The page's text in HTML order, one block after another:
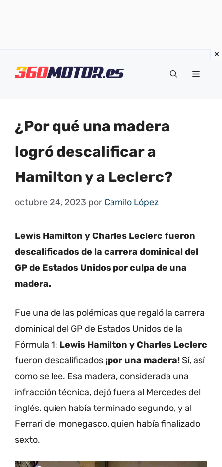
Menú
¿Por qué una madera
logró descalificar a
Hamilton y a Leclerc?
octubre 24, 2023 por Camilo López
Lewis Hamilton y Charles Leclerc fueron
descalificados de la carrera dominical del
GP de Estados Unidos por culpa de una
madera.
Fue una de las polémicas que regaló la carrera
dominical del GP de Estados Unidos de la
Fórmula 1: Lewis Hamilton y Charles Leclerc
fueron descalificados ¡por una madera! Sí, así
como se lee. Esa madera, considerada una
infracción técnica, dejó fuera al Mercedes del
inglés, quien había terminado segundo, y al
Ferrari del monegasco, quien había finalizado
sexto.